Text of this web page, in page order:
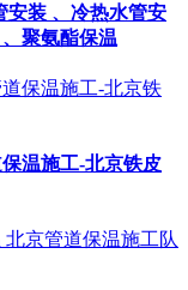
安装 、冷热水管安
聚氨酯保温
温施工-北京铁皮